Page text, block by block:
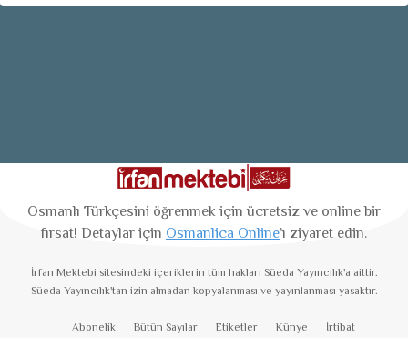
Osmanlı Türkçesini öğrenmek için ücretsiz ve online bir
fırsat! Detaylar için Osmanlica Online’ı ziyaret edin.
İrfan Mektebi sitesindeki içeriklerin tüm hakları Süeda Yayıncılık'a aittir.
Süeda Yayıncılık'tan izin almadan kopyalanması ve yayınlanması yasaktır.
Abonelik Bütün Sayılar Etiketler Künye İrtibat